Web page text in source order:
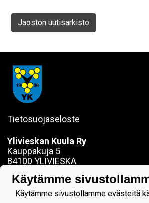
Jaoston uutisarkisto
Tietosuojaseloste
Ylivieskan Kuula Ry
Kauppakuja 5
84100 YLIVIESKA
0442354684
Y-tunnus: 0190563-7
Käytämme
Käytämme sivustollamme evästeitä